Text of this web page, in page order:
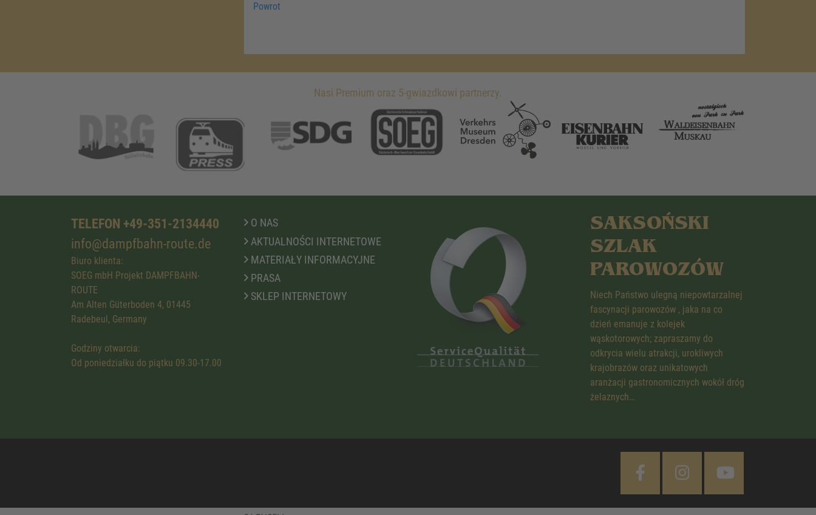
Powrot
Nasi Premium oraz 5-gwiazdkowi partnerzy.
TELEFON +49-351-2134440
info@dampfbahn-route.de
Biuro klienta:
SOEG mbH Projekt DAMPFBAHN-
ROUTE
Am Alten Güterboden 4, 01445
Radebeul, Germany
Godziny otwarcia:
Od poniedziałku do piątku 09.30-17.00
O NAS
AKTUALNOŚCI INTERNETOWE
MATERIAŁY INFORMACYJNE
PRASA
SKLEP INTERNETOWY
SAKSOŃSKI
SZLAK
PAROWOZÓW
Niech Państwo ulegną niepowtarzalnej
fascynacji parowozów , jaka na co
dzień emanuje z kolejek
wąskotorowych; zapraszamy do
odkrycia wielu atrakcji, urokliwych
krajobrazów oraz unikatowych
aranżacji gastronomicznych wokół dróg
żelaznych…